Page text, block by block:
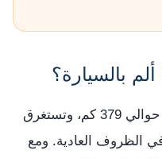
بالسيارة؟
تبعد فيرونا عن ماريا ألم بالسيارة حوالي 379 كم، وتستغرق
4 ساعات و36 دقيقة في الظروف العادية. ومع